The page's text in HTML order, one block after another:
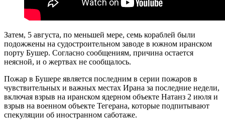
Затем, 5 августа, по меньшей мере, семь кораблей были
подожжены на судостроительном заводе в южном иранском
порту Бушер. Согласно сообщениям, причина остается
неясной, и о жертвах не сообщалось.
Пожар в Бушере является последним в серии пожаров в
чувствительных и важных местах Ирана за последние недели,
включая взрыв на иранском ядерном объекте Натанз 2 июля и
взрыв на военном объекте Тегерана, которые подпитывают
спекуляции об иностранном саботаже.